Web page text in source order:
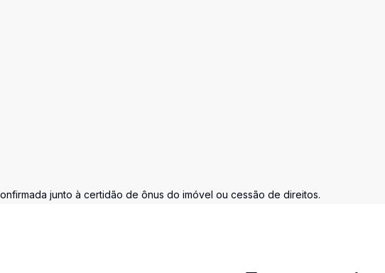
junto à certidão de ônus do imóvel ou cessão de direitos.